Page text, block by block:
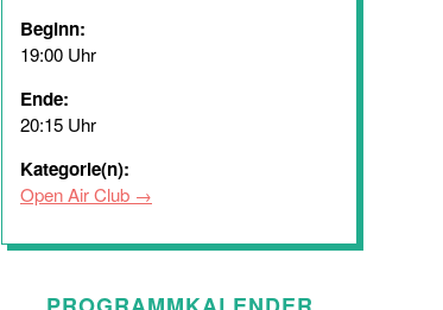
Beginn:
19:00 Uhr
Ende:
20:15 Uhr
Kategorie(n):
Open Air Club